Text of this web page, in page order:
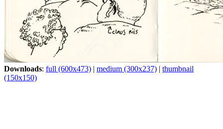
Downloads: full (600x473) | medium (300x237) | thumbnail
(150x150)